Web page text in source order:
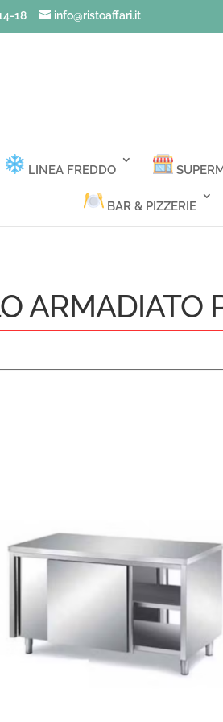
18 info@ristoaffari.it
LINEA FREDDO
BAR & PIZZERIE